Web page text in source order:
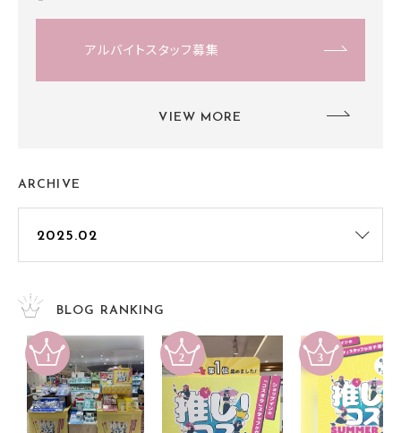
アルバイトスタッフ募集
VIEW MORE
ARCHIVE
BLOG RANKING